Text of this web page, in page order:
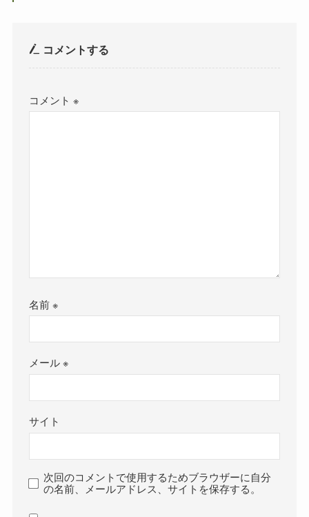
コメントする
コメント※
名前※
メール※
サイト
次回のコメントで使用するためブラウザーに自分
の名前、メールアドレス、サイトを保存する。